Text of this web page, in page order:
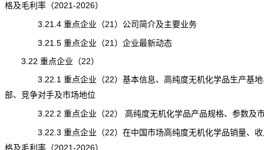
格及毛利率（2021-2026）
3.21.4 重点企业（21）公司简介及主要业务
3.21.5 重点企业（21）企业最新动态
3.22 重点企业（22）
3.22.1 重点企业（22）基本信息、高纯度无机化学品生产基地
部、竞争对手及市场地位
3.22.2 重点企业（22） 高纯度无机化学品产品规格、参数及市
3.22.3 重点企业（22）在中国市场高纯度无机化学品销量、收
格及毛利率（2021-2026）